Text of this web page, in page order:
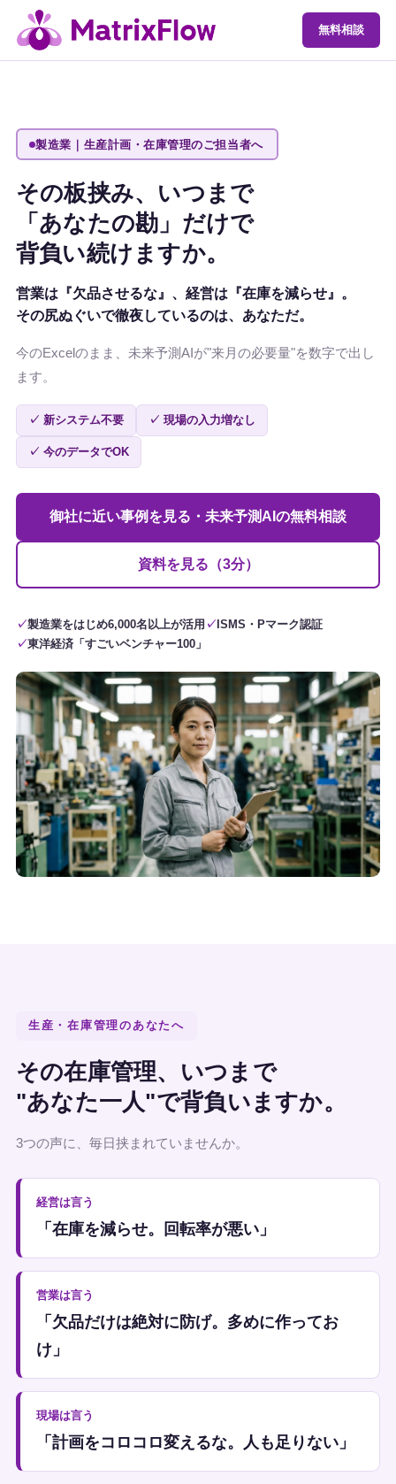
無料相談
製造業｜生産計画・在庫管理のご担当者へ
その板挟み、いつまで
「あなたの勘」だけで
背負い続けますか。
営業は『欠品させるな』、経営は『在庫を減らせ』。
その尻ぬぐいで徹夜しているのは、 あなただ。
今のExcelのまま、未来予測AIが"来月の必要量"を数字で出し
ます。
✓ 新システム不要 ✓ 現場の入力増なし
✓ 今のデータでOK
御社に近い事例を見る・未来予測AIの無料相談
資料を見る（3分）
製造業をはじめ6,000名以上が活用
ISMS・Pマーク認証
東洋経済「すごいベンチャー100」
生産・在庫管理のあなたへ
その在庫管理、いつまで
"あなた一人"で背負いますか。
3つの声に、毎日挟まれていませんか。
経営は言う
「在庫を減らせ。回転率が悪い」
営業は言う
「欠品だけは絶対に防げ。多めに作ってお
け」
現場は言う
「計画をコロコロ変えるな。人も足りない」